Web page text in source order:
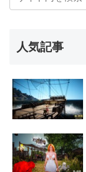
人気記事